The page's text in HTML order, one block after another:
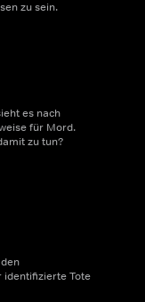
zu sein.
es nach
für Mord.
zu tun?
identifizierte Tote